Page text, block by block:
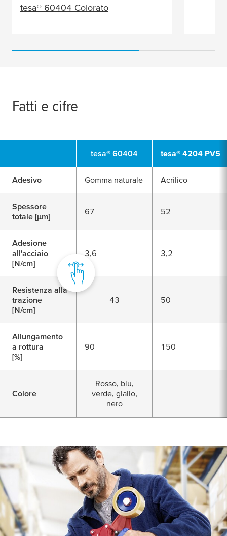
tesa® 60404 Colorato
Fatti e cifre
tesa® 60404 tesa® 4204 PV5
Adesivo Gomma naturale Acrilico
Spessore
totale [μm]
67 52
Adesione
all'acciaio
[N/cm]
3,6 3,2
Resistenza alla
trazione
[N/cm]
43 50
Allungamento
a rottura
[%]
90 150
Colore
Rosso, blu,
verde, giallo,
nero